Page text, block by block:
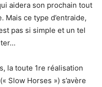
aidera son prochain tout
Mais ce type d’entraide,
pas si simple et un tel
la toute 1re réalisation
Slow Horses ») s’avère